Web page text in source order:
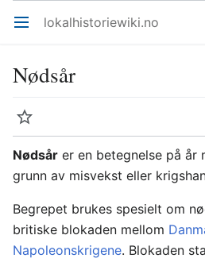
Åpne hovedmenyen lokalhistoriewiki.no
Nødsår
Overvåk
Nødsår er en betegnelse på år
grunn av misvekst eller
Begrepet brukes spesielt om
britiske blokaden mellom
Napoleonskrigene. Blokaden